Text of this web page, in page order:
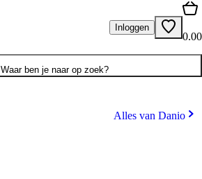
Inloggen
0.00
Waar ben je naar op zoek?
Alles van Danio